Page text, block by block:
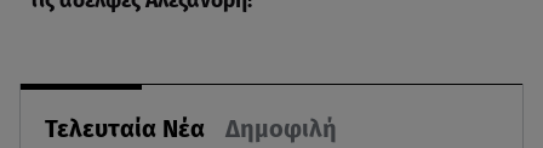
Τελευταία Νέα Δημοφιλή